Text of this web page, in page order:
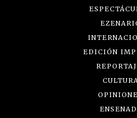
EDICIÓN